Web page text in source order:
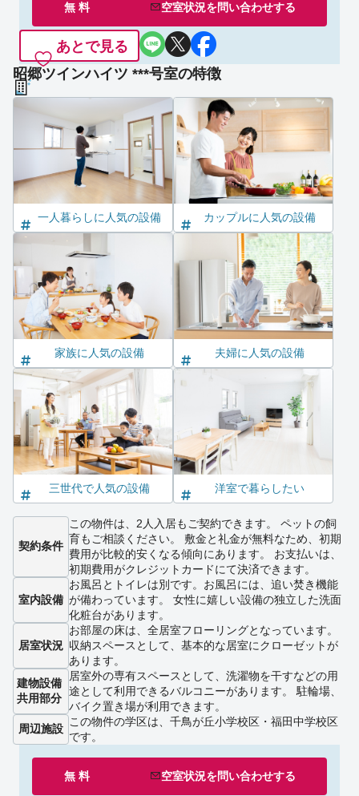
無 料 空室状況を問い合わせする
あとで見る
昭郷ツインハイツ ***号室の特徴
一人暮らしに人気の設備 カップルに人気の設備
家族に人気の設備 夫婦に人気の設備
三世代で人気の設備 洋室で暮らしたい
契約条件
この物件は、2人入居もご契約できます。 ペットの飼
育もご相談ください。 敷金と礼金が無料なため、初期
費用が比較的安くなる傾向にあります。 お支払いは、
初期費用がクレジットカードにて決済できます。
室内設備
お風呂とトイレは別です。お風呂には、追い焚き機能
が備わっています。 女性に嬉しい設備の独立した洗面
化粧台があります。
居室状況
お部屋の床は、全居室フローリングとなっています。
収納スペースとして、基本的な居室にクローゼットが
あります。
建物設備
共用部分
居室外の専有スペースとして、洗濯物を干すなどの用
途として利用できるバルコニーがあります。 駐輪場、
バイク置き場が利用できます。
周辺施設
この物件の学区は、千鳥が丘小学校区・福田中学校区
です。
無 料 空室状況を問い合わせする